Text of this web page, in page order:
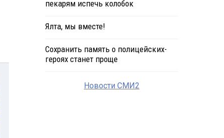
пекарям испечь колобок
Ялта, мы вместе!
Сохранить память о полицейских-
героях станет проще
Новости СМИ2